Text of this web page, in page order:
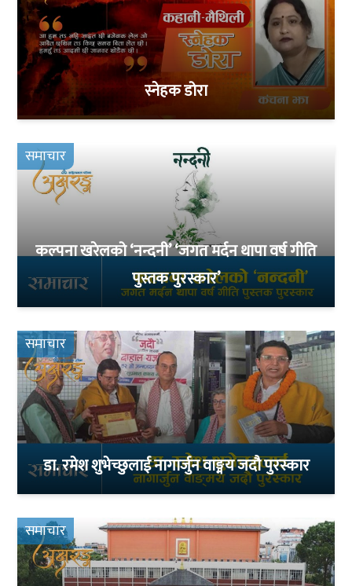
स्नेहक डोरा
समाचार
कल्पना खरेलको ‘नन्दनी’ ‘जगत मर्दन थापा वर्ष गीति
पुस्तक पुरस्कार’
समाचार
डा. रमेश शुभेच्छुलाई नागार्जुन वाङ्मय जदौ पुरस्कार
समाचार